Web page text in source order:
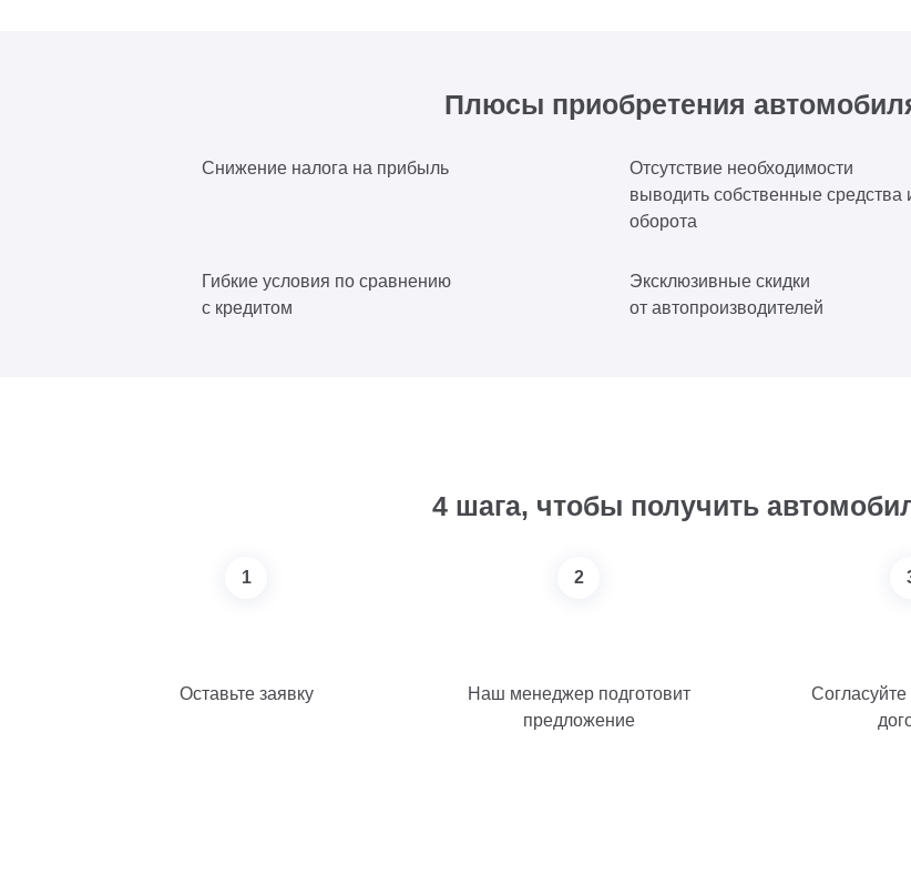
Плюсы приобретения
Снижение налога на прибыль
Отсутствие необходимости
выводить собственные средства
оборота
Гибкие условия по сравнению
с кредитом
Эксклюзивные скидки
от автопроизводителей
4 шага, чтобы получить
1
Оставьте заявку
2
Наш менеджер подготовит
предложение